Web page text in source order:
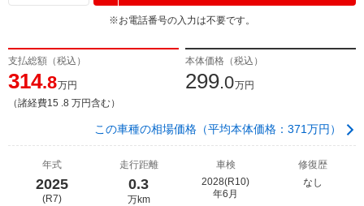
※お電話番号の入力は不要です。
支払総額（税込）
314.8万円
（諸経費15 .8 万円含む）
本体価格（税込）
299.0万円
この車種の相場価格（平均本体価格：371万円）
年式
2025
(R7)
走行距離
0.3
万km
車検
2028(R10)
年6月
修復歴
なし